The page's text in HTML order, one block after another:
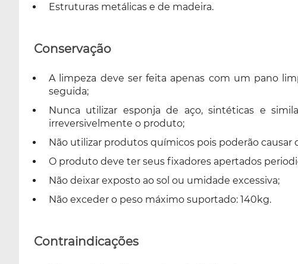
Estruturas metálicas e de madeira.
Conservação
A limpeza deve ser feita apenas com um pano
seguida;
Nunca utilizar esponja de aço, sintéticas e
irreversivelmente o produto;
Não utilizar produtos químicos pois poderão causar
O produto deve ter seus fixadores apertados
Não deixar exposto ao sol ou umidade excessiva;
Não exceder o peso máximo suportado: 140kg.
Contraindicações